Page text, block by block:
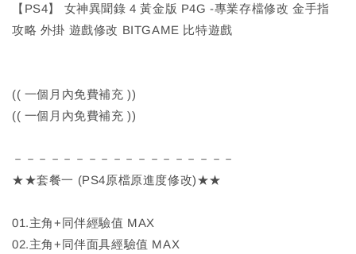
【PS4】 女神異聞錄 4 黃金版 P4G -專業存檔修改 金手指
攻略 外掛 遊戲修改 BITGAME 比特遊戲
(( 一個月內免費補充 ))
(( 一個月內免費補充 ))
－－－－－－－－－－－－－－－－－－
★★套餐一 (PS4原檔原進度修改)★★
01.主角+同伴經驗值 MAX
02.主角+同伴面具經驗值 MAX